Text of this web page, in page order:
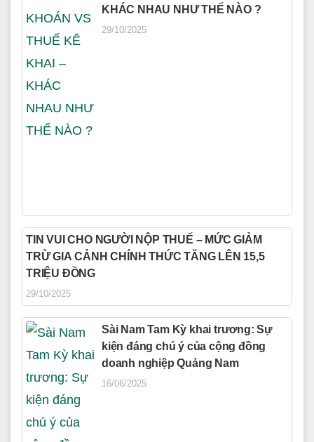
KHÁC NHAU NHƯ THẾ NÀO ?
29/10/2025
TIN VUI CHO NGƯỜI NỘP THUẾ – MỨC GIẢM
TRỪ GIA CẢNH CHÍNH THỨC TĂNG LÊN 15,5
TRIỆU ĐỒNG
29/10/2025
Sài Nam Tam Kỳ khai trương: Sự
kiện đáng chú ý của cộng đồng
doanh nghiệp Quảng Nam
16/06/2025